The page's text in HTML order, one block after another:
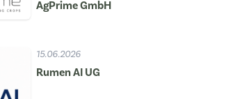
AgPrime GmbH
15.06.2026
Rumen AI UG